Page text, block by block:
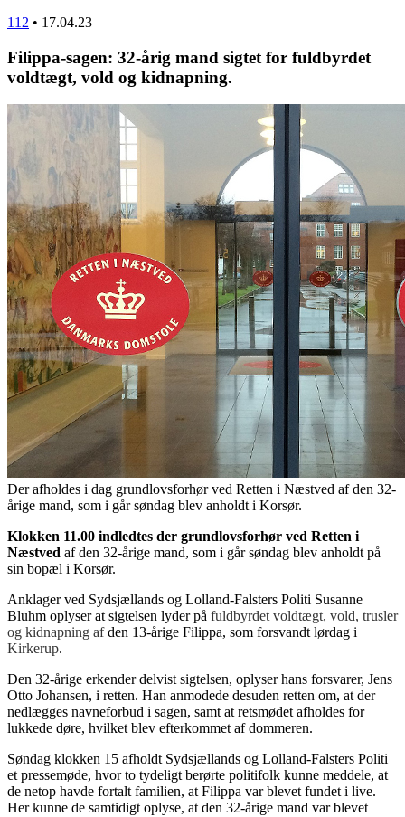
112 • 17.04.23
Filippa-sagen: 32-årig mand sigtet for fuldbyrdet
voldtægt, vold og kidnapning.
Der afholdes i dag grundlovsforhør ved Retten i Næstved af den 32-
årige mand, som i går søndag blev anholdt i Korsør.
Klokken 11.00 indledtes der grundlovsforhør ved Retten i
Næstved af den 32-årige mand, som i går søndag blev anholdt på
sin bopæl i Korsør.
Anklager ved Sydsjællands og Lolland-Falsters Politi Susanne
Bluhm oplyser at sigtelsen lyder på fuldbyrdet voldtægt, vold, trusler
og kidnapning afden 13-årige Filippa, som forsvandt lørdag i
Kirkerup.
Den 32-årige erkender delvist sigtelsen, oplyser hans forsvarer, Jens
Otto Johansen, i retten. Han anmodede desuden retten om, at der
nedlægges navneforbud i sagen, samt at retsmødet afholdes for
lukkede døre, hvilket blev efterkommet af dommeren.
Søndag klokken 15 afholdt Sydsjællands og Lolland-Falsters Politi
et pressemøde, hvor to tydeligt berørte politifolk kunne meddele, at
de netop havde fortalt familien, at Filippa var blevet fundet i live.
Her kunne de samtidigt oplyse, at den 32-årige mand var blevet